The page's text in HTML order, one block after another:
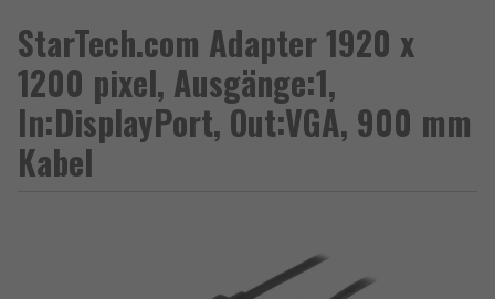
StarTech.com Adapter 1920 x
1200 pixel, Ausgänge:1,
In:DisplayPort, Out:VGA, 900 mm
Kabel